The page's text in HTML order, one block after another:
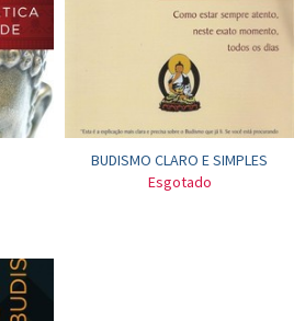
BUDISMO CLARO E SIMPLES
Esgotado